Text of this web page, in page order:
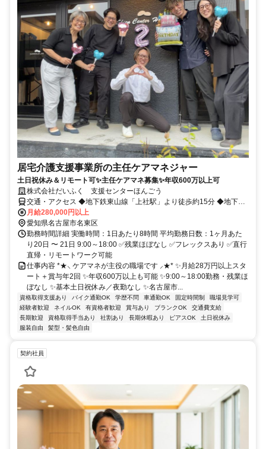
居宅介護支援事業所の主任ケアマネジャー
土日祝休み＆リモート可✨主任ケアマネ募集✨年収600万以上可
株式会社だいふく 支援センターほんごう
交通・アクセス ◆地下鉄東山線「上社駅」より徒歩約15分 ◆地下鉄
東山線「本郷駅」より徒歩約17分 ⭐車通勤OK
月給280,000円以上
愛知県名古屋市名東区
勤務時間詳細 実働時間：1日あたり8時間 平均勤務日数：1ヶ月あた
り20日 〜 21日 9:00～18:00 ✅残業ほぼなし ✅フレックスあり ✅直行
直帰・リモートワーク可能
仕事内容 *★⸜ ケアマネが主役の職場です ⸝★* ✨月給28万円以上スタ
ート＋賞与年2回 ✨年収600万以上も可能 ✨9:00～18:00勤務・残業ほ
ぼなし ✨基本土日祝休み／夜勤なし ✨名古屋市...
資格取得支援あり バイク通勤OK 学歴不問 車通勤OK 固定時間制
職場見学可
経験者歓迎
ネイルOK 有資格者歓迎 賞与あり ブランクOK
交通費支給
長期歓迎
資格取得手当あり 社割あり 長期休暇あり ピアスOK
土日祝休み
服装自由
髪型・髪色自由
契約社員